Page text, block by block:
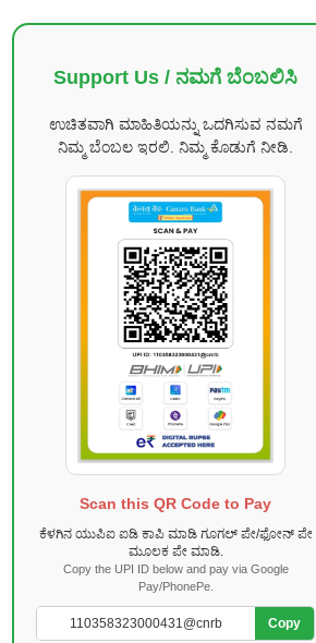
Support Us / ನಮಗೆ ಬೆಂಬಲಿಸಿ
ಉಚಿತವಾಗಿ ಮಾಹಿತಿಯನ್ನು ಒದಗಿಸುವ ನಮಗೆ
ನಿಮ್ಮ ಬೆಂಬಲ ಇರಲಿ. ನಿಮ್ಮ ಕೊಡುಗೆ ನೀಡಿ.
Scan this QR Code to Pay
ಕೆಳಗಿನ ಯುಪಿಐ ಐಡಿ ಕಾಪಿ ಮಾಡಿ ಗೂಗಲ್ ಪೇ/ಫೋನ್ ಪೇ
ಮೂಲಕ ಪೇ ಮಾಡಿ.
Copy the UPI ID below and pay via Google
Pay/PhonePe.
Copy